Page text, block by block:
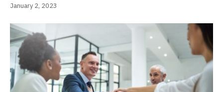
January 2, 2023